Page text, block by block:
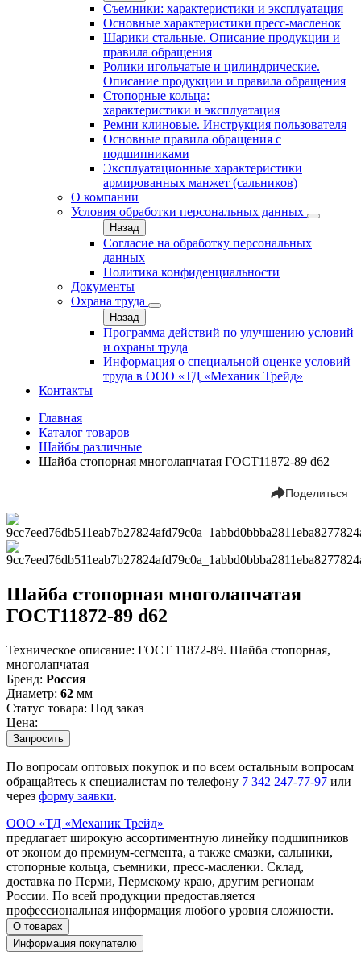
Съемники: характеристики и эксплуатация
Основные характеристики пресс‑масленок
Шарики стальные. Описание продукции и
правила обращения
Ролики игольчатые и цилиндрические.
Описание продукции и правила обращения
Стопорные кольца:
характеристики и эксплуатация
Ремни клиновые. Инструкция пользователя
Основные правила обращения с
подшипниками
Эксплуатационные характеристики
армированных манжет (сальников)
О компании
Условия обработки персональных данных
Назад
Согласие на обработку персональных
данных
Политика конфиденциальности
Документы
Охрана труда
Назад
Программа действий по улучшению условий
и охраны труда
Информация о специальной оценке условий
труда в ООО «ТД «Механик Трейд»
Контакты
Главная
Каталог товаров
Шайбы различные
Шайба стопорная многолапчатая ГОСТ11872-89 d62
Поделиться
Шайба стопорная многолапчатая
ГОСТ11872-89 d62
Техническое описание: ГОСТ 11872-89. Шайба стопорная,
многолапчатая
Бренд: Россия
Диаметр: 62 мм
Статус товара: Под заказ
Цена:
Запросить
По вопросам оптовых покупок и по всем остальным вопросам
обращайтесь к специалистам по телефону 7 342 247-77-97 или
через форму заявки.
ООО «ТД «Механик Трейд»
предлагает широкую ассортиментную линейку подшипников
от эконом до премиум-сегмента, а также смазки, сальники,
стопорные кольца, съемники, пресс-масленки. Склад,
доставка по Перми, Пермскому краю, другим регионам
России. По всей продукции предоставляется
профессиональная информация любого уровня сложности.
О товарах
Информация покупателю